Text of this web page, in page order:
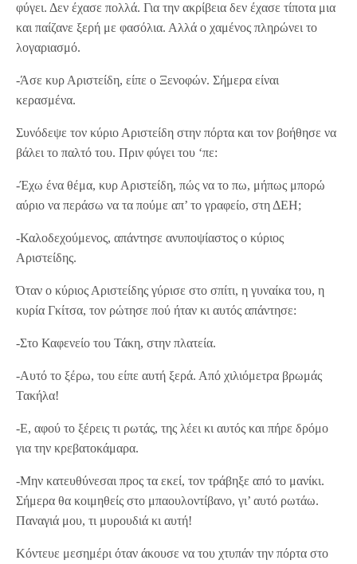
φύγει. Δεν έχασε πολλά. Για την ακρίβεια δεν έχασε τίποτα μια
και παίζανε ξερή με φασόλια. Αλλά ο χαμένος πληρώνει το
λογαριασμό.
-Άσε κυρ Αριστείδη, είπε ο Ξενοφών. Σήμερα είναι
κερασμένα.
Συνόδεψε τον κύριο Αριστείδη στην πόρτα και τον βοήθησε να
βάλει το παλτό του. Πριν φύγει του ‘πε:
-Έχω ένα θέμα, κυρ Αριστείδη, πώς να το πω, μήπως μπορώ
αύριο να περάσω να τα πούμε απ’ το γραφείο, στη ΔΕΗ;
-Καλοδεχούμενος, απάντησε ανυποψίαστος ο κύριος
Αριστείδης.
Όταν ο κύριος Αριστείδης γύρισε στο σπίτι, η γυναίκα του, η
κυρία Γκίτσα, τον ρώτησε πού ήταν κι αυτός απάντησε:
-Στο Καφενείο του Τάκη, στην πλατεία.
-Αυτό το ξέρω, του είπε αυτή ξερά. Από χιλιόμετρα βρωμάς
Τακήλα!
-Ε, αφού το ξέρεις τι ρωτάς, της λέει κι αυτός και πήρε δρόμο
για την κρεβατοκάμαρα.
-Μην κατευθύνεσαι προς τα εκεί, τον τράβηξε από το μανίκι.
Σήμερα θα κοιμηθείς στο μπαουλοντίβανο, γι’ αυτό ρωτάω.
Παναγιά μου, τι μυρουδιά κι αυτή!
Κόντευε μεσημέρι όταν άκουσε να του χτυπάν την πόρτα στο